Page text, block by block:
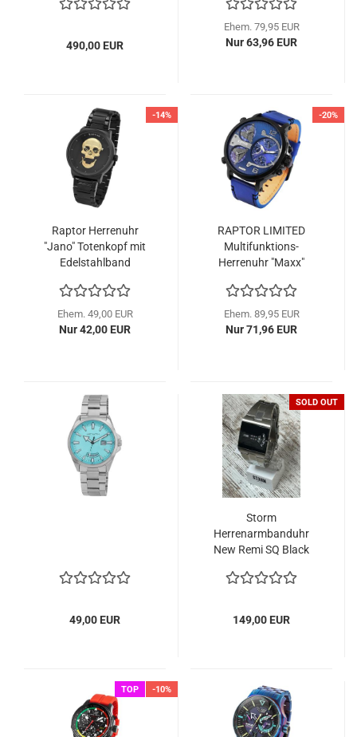
490,00 EUR
Ehem. 79,95 EUR
Nur 63,96 EUR
-14%
Raptor Herrenuhr
"Jano" Totenkopf mit
Edelstahlband
Ehem. 49,00 EUR
Nur 42,00 EUR
-20%
RAPTOR LIMITED
Multifunktions-
Herrenuhr "Maxx"
Ehem. 89,95 EUR
Nur 71,96 EUR
49,00 EUR
SOLD OUT
Storm
Herrenarmbanduhr
New Remi SQ Black
149,00 EUR
TOP -10%